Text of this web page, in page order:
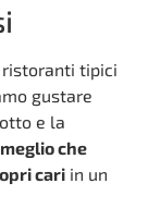
ristoranti tipici
gustare
e la
che
cari in un